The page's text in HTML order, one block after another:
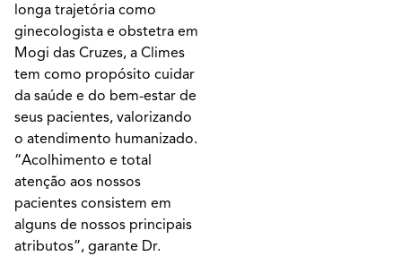
longa trajetória como
ginecologista e obstetra em
Mogi das Cruzes, a Climes
tem como propósito cuidar
da saúde e do bem-estar de
seus pacientes, valorizando
o atendimento humanizado.
“Acolhimento e total
atenção aos nossos
pacientes consistem em
alguns de nossos principais
atributos”, garante Dr.